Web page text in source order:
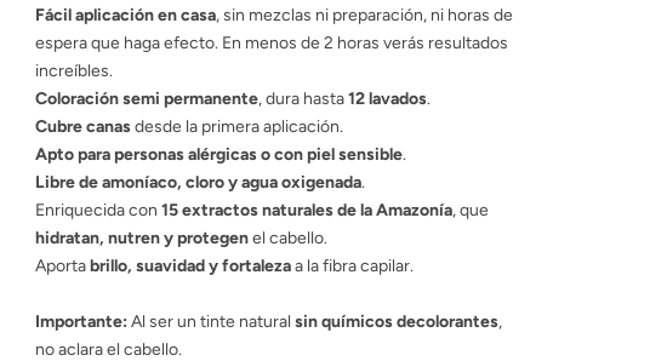
Fácil aplicación en casa, sin mezclas ni preparación, ni horas de
espera que haga efecto. En menos de 2 horas verás resultados
increíbles.
Coloración semi permanente, dura hasta12 lavados.
Cubre canasdesde la primera aplicación.
Apto para personas alérgicas o con piel sensible.
Libre de amoníaco, cloro y agua oxigenada.
Enriquecida con 15 extractos naturales de la Amazonía, que
hidratan, nutren y protegenel cabello.
Aportabrillo, suavidad y fortalezaa la fibra capilar.
Importante: Al ser un tinte natural sin químicos decolorantes,
no aclara el cabello.